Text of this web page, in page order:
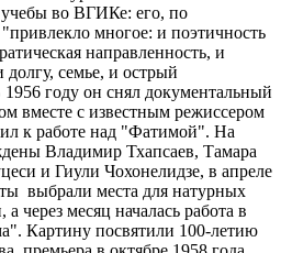
во ВГИКе: его, по
многое: и поэтичность
направленность, и
долгу, семье, и острый
году он снял документальный
вместе с известным режиссером
к работе над "Фатимой". На
Владимир Тхапсаев, Тамара
и Гиули Чохонелидзе, в апреле
выбрали места для натурных
через месяц началась работа в
Картину посвятили 100-летию